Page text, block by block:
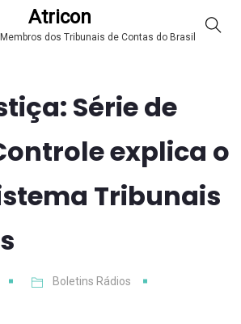
Atricon
dos Tribunais de Contas do Brasil
Série de
explica o
Tribunais
Boletins Rádios